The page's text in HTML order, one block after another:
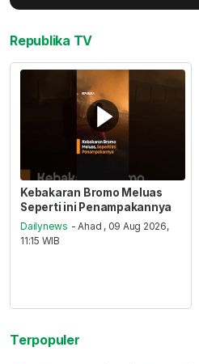
Republika TV
Kebakaran Bromo Meluas
Seperti ini Penampakannya
Dailynews - Ahad , 09 Aug 2026,
11:15 WIB
Terpopuler